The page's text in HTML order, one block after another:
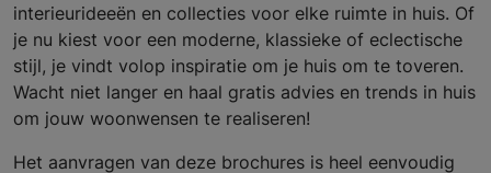
interieurideeën en collecties voor elke ruimte in huis. Of
je nu kiest voor een moderne, klassieke of eclectische
stijl, je vindt volop inspiratie om je huis om te toveren.
Wacht niet langer en haal gratis advies en trends in huis
om jouw woonwensen te realiseren!
Het aanvragen van deze brochures is heel eenvoudig